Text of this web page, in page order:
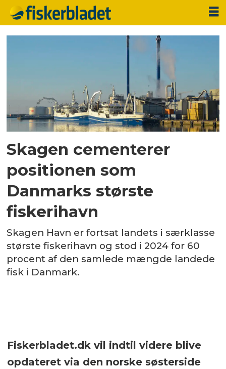
Tag:
hansen
Skagen cementerer
positionen som
Danmarks største
fiskerihavn
Skagen Havn er fortsat landets i særklasse
største fiskerihavn og stod i 2024 for 60
procent af den samlede mængde landede
fisk i Danmark.
Fiskerbladet.dk vil indtil videre blive
opdateret via den norske søsterside